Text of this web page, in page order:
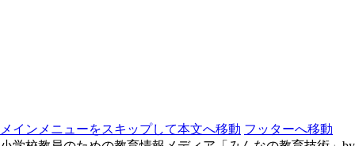
メインメニューをスキップして本文へ移動 フッターへ移動